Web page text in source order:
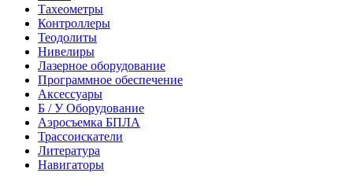
Тахеометры
Контроллеры
Теодолиты
Нивелиры
Лазерное оборудование
Программное обеспечение
Аксессуары
Б / У Оборудование
Аэросъемка БПЛА
Трассоискатели
Литература
Навигаторы